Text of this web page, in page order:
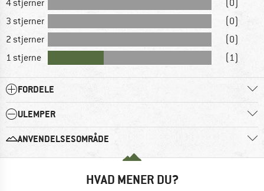
4 stjerner
(0)
3 stjerner
(0)
2 stjerner
(0)
1 stjerne
(1)
FORDELE
ULEMPER
ANVENDELSESOMRÅDE
HVAD MENER DU?